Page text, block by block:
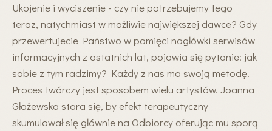
Ukojenie i wyciszenie - czy nie potrzebujemy tego
teraz, natychmiast w możliwie największej dawce? Gdy
przewertujecie Państwo w pamięci nagłówki serwisów
informacyjnych z ostatnich lat, pojawia się pytanie: jak
sobie z tym radzimy? Każdy z nas ma swoją metodę.
Proces twórczy jest sposobem wielu artystów. Joanna
Głażewska stara się, by efekt terapeutyczny
skumulował się głównie na Odbiorcy oferując mu sporą